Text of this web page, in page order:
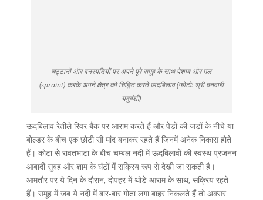
चट्टानों और वनस्पतियों पर अपने पूरे समूह के साथ पेशाब और मल
(spraint) करके अपने क्षेत्र को चिह्नित करते ऊदबिलाव (फोटो: श्री बनवारी
यदुवंशी)
ऊदबिलाव रेतीले रिवर बैंक पर आराम करते हैं और पेड़ों की जड़ों के नीचे या
बोल्डर के बीच एक छोटी सी मांद बनाकर रहते हैं जिनमें अनेक निकास होते
हैं। कोटा से रावतभाटा के बीच चम्बल नदी में ऊदबिलावों की स्वस्थ प्रजनन
आबादी सुबह और शाम के घंटों में सक्रिय रूप से देखी जा सकती है।
आमतौर पर ये दिन के दौरान, दोपहर में थोड़े आराम के साथ, सक्रिय रहते
हैं। समूह में जब ये नदी में बार-बार गोता लगा बाहर निकलते हैं तो अक्सर